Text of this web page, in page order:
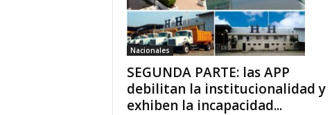
Nacionales
SEGUNDA PARTE: las APP
debilitan la institucionalidad y
exhiben la incapacidad...